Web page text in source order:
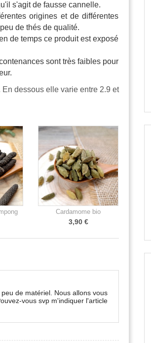
s'agit de fausse cannelle.
origines et de différentes
de thés de qualité.
de temps ce produit est exposé
sont très faibles pour
dessous elle varie entre 2.9 et
Cardamome bio
3,90 €
de matériel. Nous allons vous
vous svp m'indiquer l'article